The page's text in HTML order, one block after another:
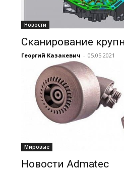
Новости
Сканирование
Георгий Казакевич - 05.05.2021
Мировые
Новости Admatec